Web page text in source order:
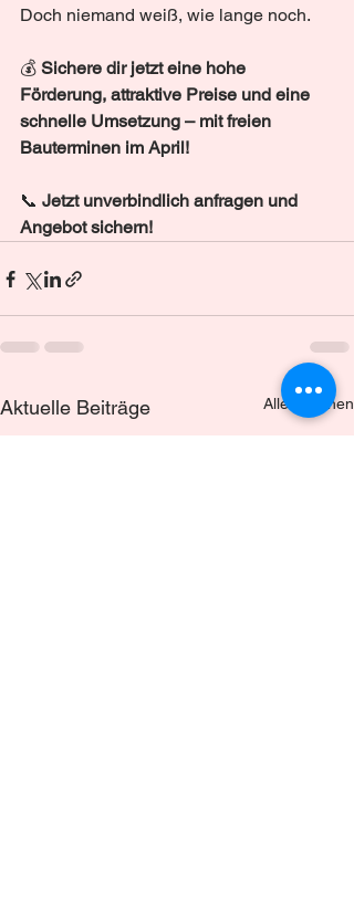
Doch niemand weiß, wie lange noch.
💰 Sichere dir jetzt eine hohe
Förderung, attraktive Preise und eine
schnelle Umsetzung – mit freien
Bauterminen im April!
📞 Jetzt unverbindlich anfragen und
Angebot sichern!
Aktuelle Beiträge Alle ansehen